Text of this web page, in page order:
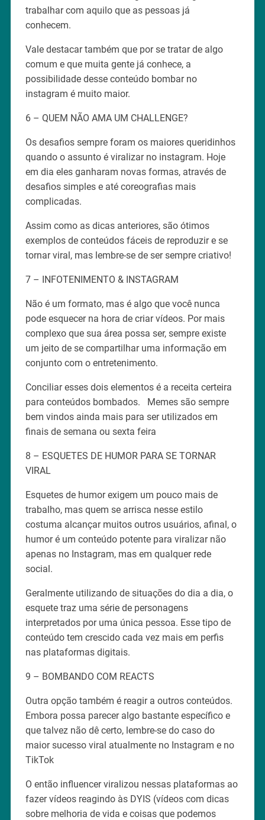
trabalhar com aquilo que as pessoas já
conhecem.
Vale destacar também que por se tratar de algo
comum e que muita gente já conhece, a
possibilidade desse conteúdo bombar no
instagram é muito maior.
6 – QUEM NÃO AMA UM CHALLENGE?
Os desafios sempre foram os maiores queridinhos
quando o assunto é viralizar no instagram. Hoje
em dia eles ganharam novas formas, através de
desafios simples e até coreografias mais
complicadas.
Assim como as dicas anteriores, são ótimos
exemplos de conteúdos fáceis de reproduzir e se
tornar viral, mas lembre-se de ser sempre criativo!
7 – INFOTENIMENTO & INSTAGRAM
Não é um formato, mas é algo que você nunca
pode esquecer na hora de criar vídeos. Por mais
complexo que sua área possa ser, sempre existe
um jeito de se compartilhar uma informação em
conjunto com o entretenimento.
Conciliar esses dois elementos é a receita certeira
para conteúdos bombados. Memes são sempre
bem vindos ainda mais para ser utilizados em
finais de semana ou sexta feira
8 – ESQUETES DE HUMOR PARA SE TORNAR
VIRAL
Esquetes de humor exigem um pouco mais de
trabalho, mas quem se arrisca nesse estilo
costuma alcançar muitos outros usuários, afinal, o
humor é um conteúdo potente para viralizar não
apenas no Instagram, mas em qualquer rede
social.
Geralmente utilizando de situações do dia a dia, o
esquete traz uma série de personagens
interpretados por uma única pessoa. Esse tipo de
conteúdo tem crescido cada vez mais em perfis
nas plataformas digitais.
9 – BOMBANDO COM REACTS
Outra opção também é reagir a outros conteúdos.
Embora possa parecer algo bastante específico e
que talvez não dê certo, lembre-se do caso do
maior sucesso viral atualmente no Instagram e no
TikTok
O então influencer viralizou nessas plataformas ao
fazer vídeos reagindo às DYIS (vídeos com dicas
sobre melhoria de vida e coisas que podemos